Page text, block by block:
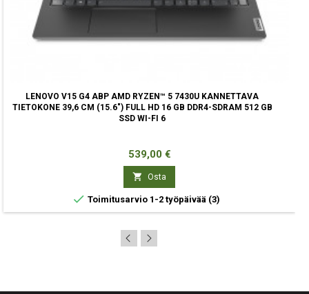
LENOVO V15 G4 ABP AMD RYZEN™ 5 7430U KANNETTAVA
TIETOKONE 39,6 CM (15.6") FULL HD 16 GB DDR4-SDRAM 512 GB
SSD WI-FI 6
Hinta
539,00 €
 Osta
 Toimitusarvio 1-2 työpäivää (3)